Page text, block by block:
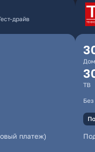
драйв
платеж)
ТВ